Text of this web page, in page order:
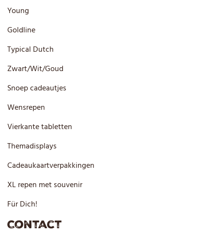
Young
Goldline
Typical Dutch
Zwart/Wit/Goud
Snoep cadeautjes
Wensrepen
Vierkante tabletten
Themadisplays
Cadeaukaartverpakkingen
XL repen met souvenir
Für Dich!
Contact